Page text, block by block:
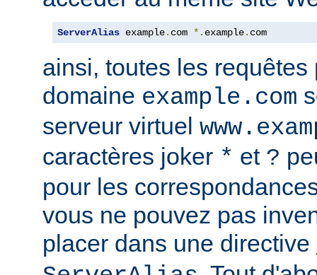
ServerAlias example. com *. example. com
ainsi, toutes les requêtes
domaine example.com
serveur virtuel
caractères joker * et ?
pour les
vous ne pouvez pas
placer dans une directive